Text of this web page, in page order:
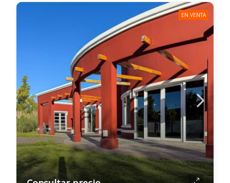
EN VENTA